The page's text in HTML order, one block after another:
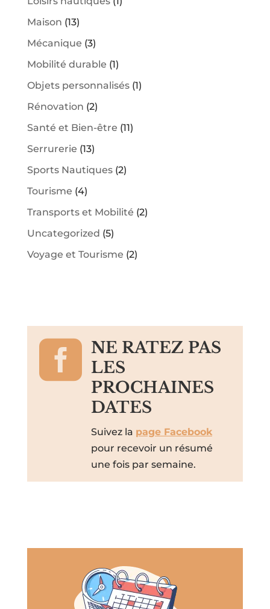
Maison (13)
Mécanique (3)
Mobilité durable (1)
Objets personnalisés(1)
Rénovation (2)
Santé et Bien-être (11)
Serrurerie (13)
Sports Nautiques(2)
Tourisme (4)
Transports et Mobilité (2)
Uncategorized (5)
Voyage et Tourisme (2)
 NE RATEZ PAS
LES
PROCHAINES
DATES
Suivez la page Facebook
pour recevoir un résumé
une fois par semaine.